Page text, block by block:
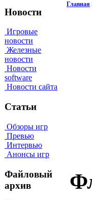
Новости
Игровые
новости
Железные
новости
Новости
software
Новости сайта
Статьи
Обзоры игр
Превью
Интервью
Анонсы игр
Файловый
архив
Главная